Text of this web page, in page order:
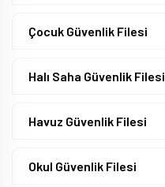
Çocuk Güvenlik Filesi
Halı Saha Güvenlik Filesi
Havuz Güvenlik Filesi
Okul Güvenlik Filesi